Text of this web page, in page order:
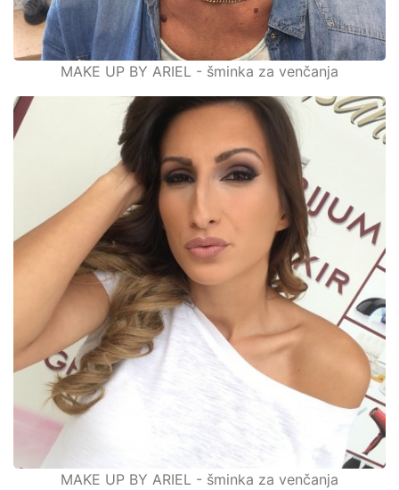
MAKE UP BY ARIEL - šminka za venčanja
MAKE UP BY ARIEL - šminka za venčanja